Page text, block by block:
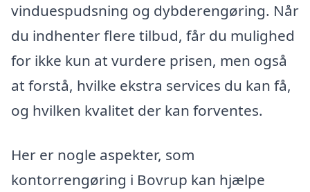
vinduespudsning og dybderengøring. Når
du indhenter flere tilbud, får du mulighed
for ikke kun at vurdere prisen, men også
at forstå, hvilke ekstra services du kan få,
og hvilken kvalitet der kan forventes.
Her er nogle aspekter, som
kontorrengøring i Bovrup kan hjælpe